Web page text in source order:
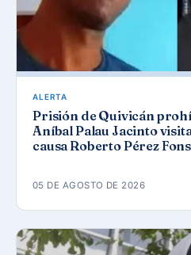
ALERTA
Prisión de Quivicán
Aníbal Palau Jacinto
causa Roberto Pérez
05 DE AGOSTO DE 2026